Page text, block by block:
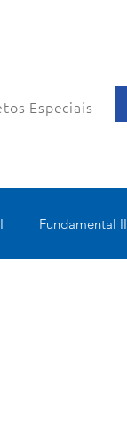
Especiais
Fundamental II